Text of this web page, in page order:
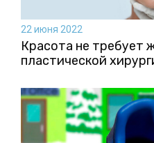
22 июня 2022
Красота не требует
пластической